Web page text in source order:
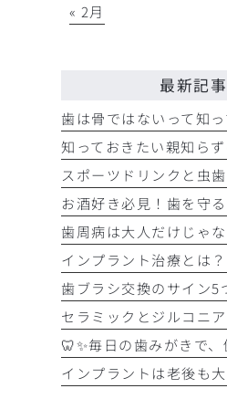
« 2月
最新記事
歯は骨ではないって知っ
知っておきたい親知ら
スポーツドリンクと虫
お酒好き必見！歯を守